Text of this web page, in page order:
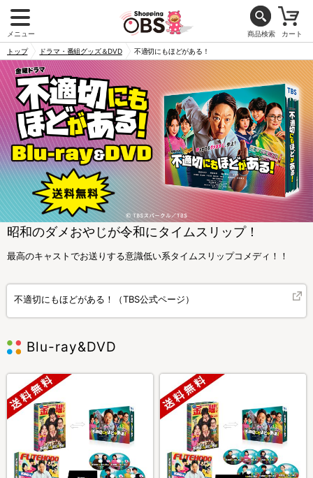
メニュー 商品検索 カート
トップ ドラマ・番組グッズ＆DVD 不適切にもほどがある！
昭和のダメおやじが令和にタイムスリップ！
最高のキャストでお送りする意識低い系タイムスリップコメディ！！
不適切にもほどがある！（TBS公式ページ）
Blu-ray&DVD